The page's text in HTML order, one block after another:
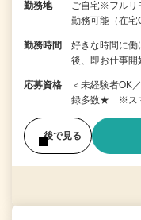
勤務地
ご自宅※フルリ
勤務可能（在宅
勤務時間
好きな時間に
後、即お仕事
応募資格
＜未経験者OK
録多数★ ※スマ
後で見る